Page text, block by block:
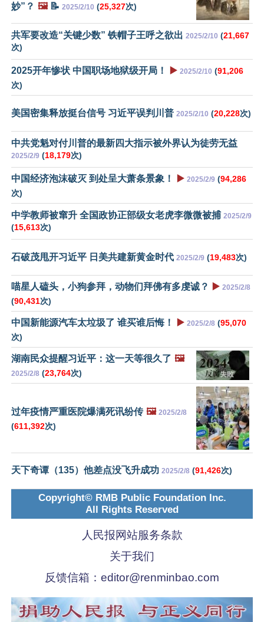
妙”？ 🖼️📝 2025/2/10 (25,327次)
共军要改造“关键少数” 铁帽子王呼之欲出 2025/2/10 (21,667
次)
2025开年惨状 中国职场地狱级开局！ ▶️ 2025/2/10 (91,206
次)
美国密集释放挺台信号 习近平误判川普 2025/2/10 (20,228次)
中共党魁对付川普的最新四大指示被外界认为徒劳无益
2025/2/9 (18,179次)
中国经济泡沫破灭 到处呈大萧条景象！ ▶️ 2025/2/9 (94,286
次)
中学教师被窜升 全国政协正部级女老虎李微微被捕 2025/2/9
(15,613次)
石破茂甩开习近平 日美共建新黄金时代 2025/2/9 (19,483次)
喵星人磕头，小狗参拜，动物们拜佛有多虔诚？ ▶️ 2025/2/8
(90,431次)
中国新能源汽车太垃圾了 谁买谁后悔！ ▶️ 2025/2/8 (95,070
次)
湖南民众提醒习近平：这一天等很久了 🖼️
2025/2/8 (23,764次)
过年疫情严重医院爆满死讯纷传 🖼️ 2025/2/8
(611,392次)
天下奇谭（135）他差点没飞升成功 2025/2/8 (91,426次)
Copyright© RMB Public Foundation Inc.
All Rights Reserved
人民报网站服务条款
关于我们
反馈信箱： editor@renminbao.com